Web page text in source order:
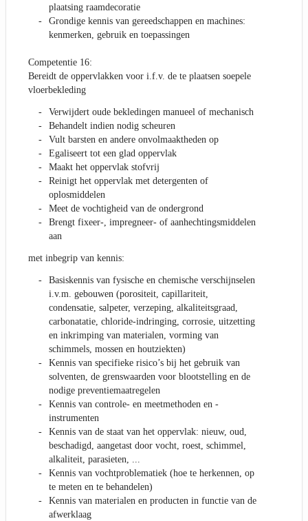
plaatsing raamdecoratie
Grondige kennis van gereedschappen en machines:
kenmerken, gebruik en toepassingen
Competentie 16:
Bereidt de oppervlakken voor i.f.v. de te plaatsen soepele
vloerbekleding
Verwijdert oude bekledingen manueel of mechanisch
Behandelt indien nodig scheuren
Vult barsten en andere onvolmaaktheden op
Egaliseert tot een glad oppervlak
Maakt het oppervlak stofvrij
Reinigt het oppervlak met detergenten of
oplosmiddelen
Meet de vochtigheid van de ondergrond
Brengt fixeer-, impregneer- of aanhechtingsmiddelen
aan
met inbegrip van kennis:
Basiskennis van fysische en chemische verschijnselen
i.v.m. gebouwen (porositeit, capillariteit,
condensatie, salpeter, verzeping, alkaliteitsgraad,
carbonatatie, chloride-indringing, corrosie, uitzetting
en inkrimping van materialen, vorming van
schimmels, mossen en houtziekten)
Kennis van specifieke risico’s bij het gebruik van
solventen, de grenswaarden voor blootstelling en de
nodige preventiemaatregelen
Kennis van controle- en meetmethoden en -
instrumenten
Kennis van de staat van het oppervlak: nieuw, oud,
beschadigd, aangetast door vocht, roest, schimmel,
alkaliteit, parasieten, ...
Kennis van vochtproblematiek (hoe te herkennen, op
te meten en te behandelen)
Kennis van materialen en producten in functie van de
afwerklaag